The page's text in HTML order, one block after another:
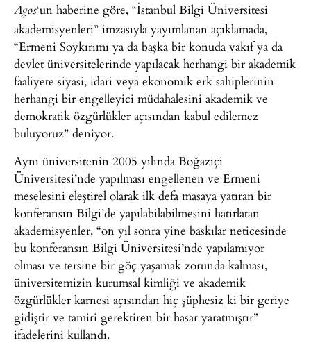
Agos‘un haberine göre, “İstanbul Bilgi Üniversitesi
akademisyenleri” imzasıyla yayımlanan açıklamada,
“Ermeni Soykırımı ya da başka bir konuda vakıf ya da
devlet üniversitelerinde yapılacak herhangi bir akademik
faaliyete siyasi, idari veya ekonomik erk sahiplerinin
herhangi bir engelleyici müdahalesini akademik ve
demokratik özgürlükler açısından kabul edilemez
buluyoruz” deniyor.
Aynı üniversitenin 2005 yılında Boğaziçi
Üniversitesi’nde yapılması engellenen ve Ermeni
meselesini eleştirel olarak ilk defa masaya yatıran bir
konferansın Bilgi’de yapılabilabilmesini hatırlatan
akademisyenler, “on yıl sonra yine baskılar neticesinde
bu konferansın Bilgi Üniversitesi’nde yapılamıyor
olması ve tersine bir göç yaşamak zorunda kalması,
üniversitemizin kurumsal kimliği ve akademik
özgürlükler karnesi açısından hiç şüphesiz ki bir geriye
gidiştir ve tamiri gerektiren bir hasar yaratmıştır”
ifadelerini kullandı.